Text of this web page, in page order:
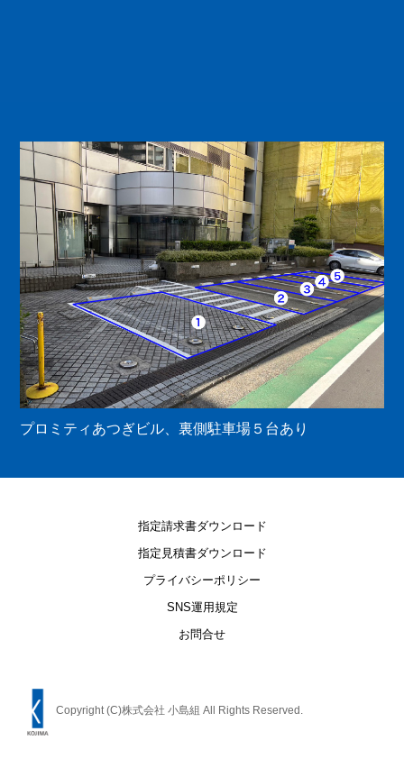
プロミティあつぎビル、裏側駐車場５台あり
指定請求書ダウンロード
指定見積書ダウンロード
プライバシーポリシー
SNS運用規定
お問合せ
Copyright (C)株式会社 小島組 All Rights Reserved.